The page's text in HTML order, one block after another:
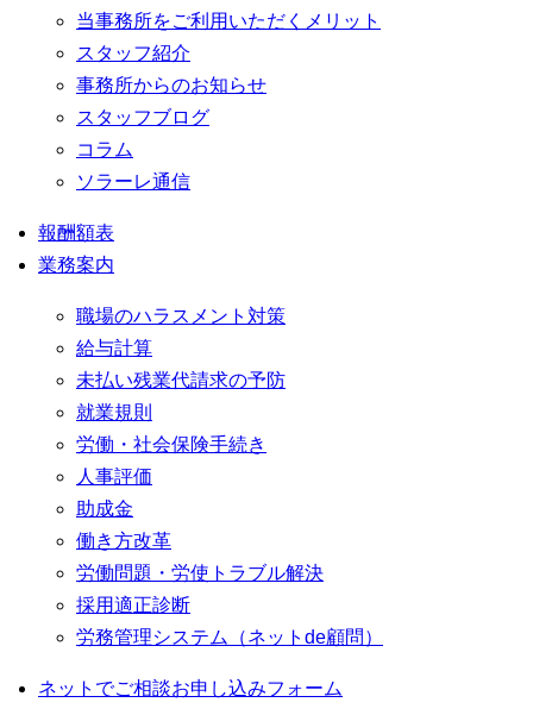
当事務所をご利用いただくメリット
スタッフ紹介
事務所からのお知らせ
スタッフブログ
コラム
ソラーレ通信
報酬額表
業務案内
職場のハラスメント対策
給与計算
未払い残業代請求の予防
就業規則
労働・社会保険手続き
人事評価
助成金
働き方改革
労働問題・労使トラブル解決
採用適正診断
労務管理システム（ネットde顧問）
ネットでご相談お申し込みフォーム